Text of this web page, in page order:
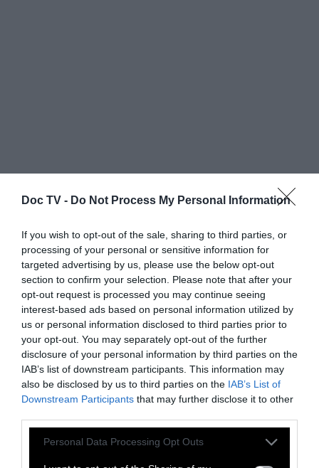
Doc TV - Do Not Process My Personal Information
If you wish to opt-out of the sale, sharing to third parties, or
processing of your personal or sensitive information for
targeted advertising by us, please use the below opt-out
section to confirm your selection. Please note that after your
opt-out request is processed you may continue seeing
interest-based ads based on personal information utilized by
us or personal information disclosed to third parties prior to
your opt-out. You may separately opt-out of the further
disclosure of your personal information by third parties on the
IAB’s list of downstream participants. This information may
also be disclosed by us to third parties on the IAB’s List of
Downstream Participants that may further disclose it to other
Personal Data Processing Opt Outs
Μεγάλο Βραβείο στο Sundance, Ειδική Μνεία
στη Berlinale και άλλα 21 βραβεία από 47
υποψηφιότητες για την 2η ταινία μεγάλου
μήκους του Τσουάν Λου, που στη χώρα μας
είχε παιχτεί μονάχα σε μια εβδομάδα
Κινεζικού Κινηματογράφου τον Απρίλιο του
2010.
Βαθμολογία (3.5/5).Με έντονα στοιχεία